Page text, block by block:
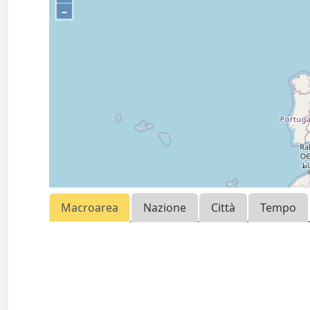
–
Macroarea Nazione Città Tempo